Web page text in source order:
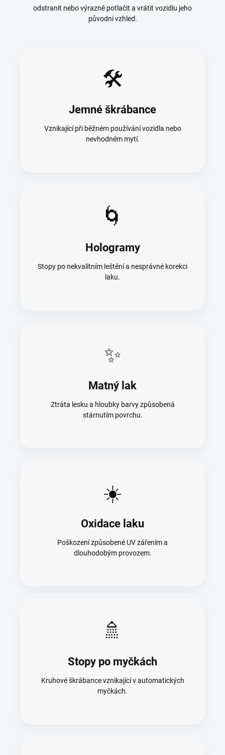
odstranit nebo výrazně potlačit a vrátit vozidlu jeho
původní vzhled.
🛠️
Jemné škrábance
Vznikající při běžném používání vozidla nebo
nevhodném mytí.
🌀
Hologramy
Stopy po nekvalitním leštění a nesprávné korekci
laku.
✨
Matný lak
Ztráta lesku a hloubky barvy způsobená
stárnutím povrchu.
☀️
Oxidace laku
Poškození způsobené UV zářením a
dlouhodobým provozem.
🚿
Stopy po myčkách
Kruhové škrábance vznikající v automatických
myčkách.